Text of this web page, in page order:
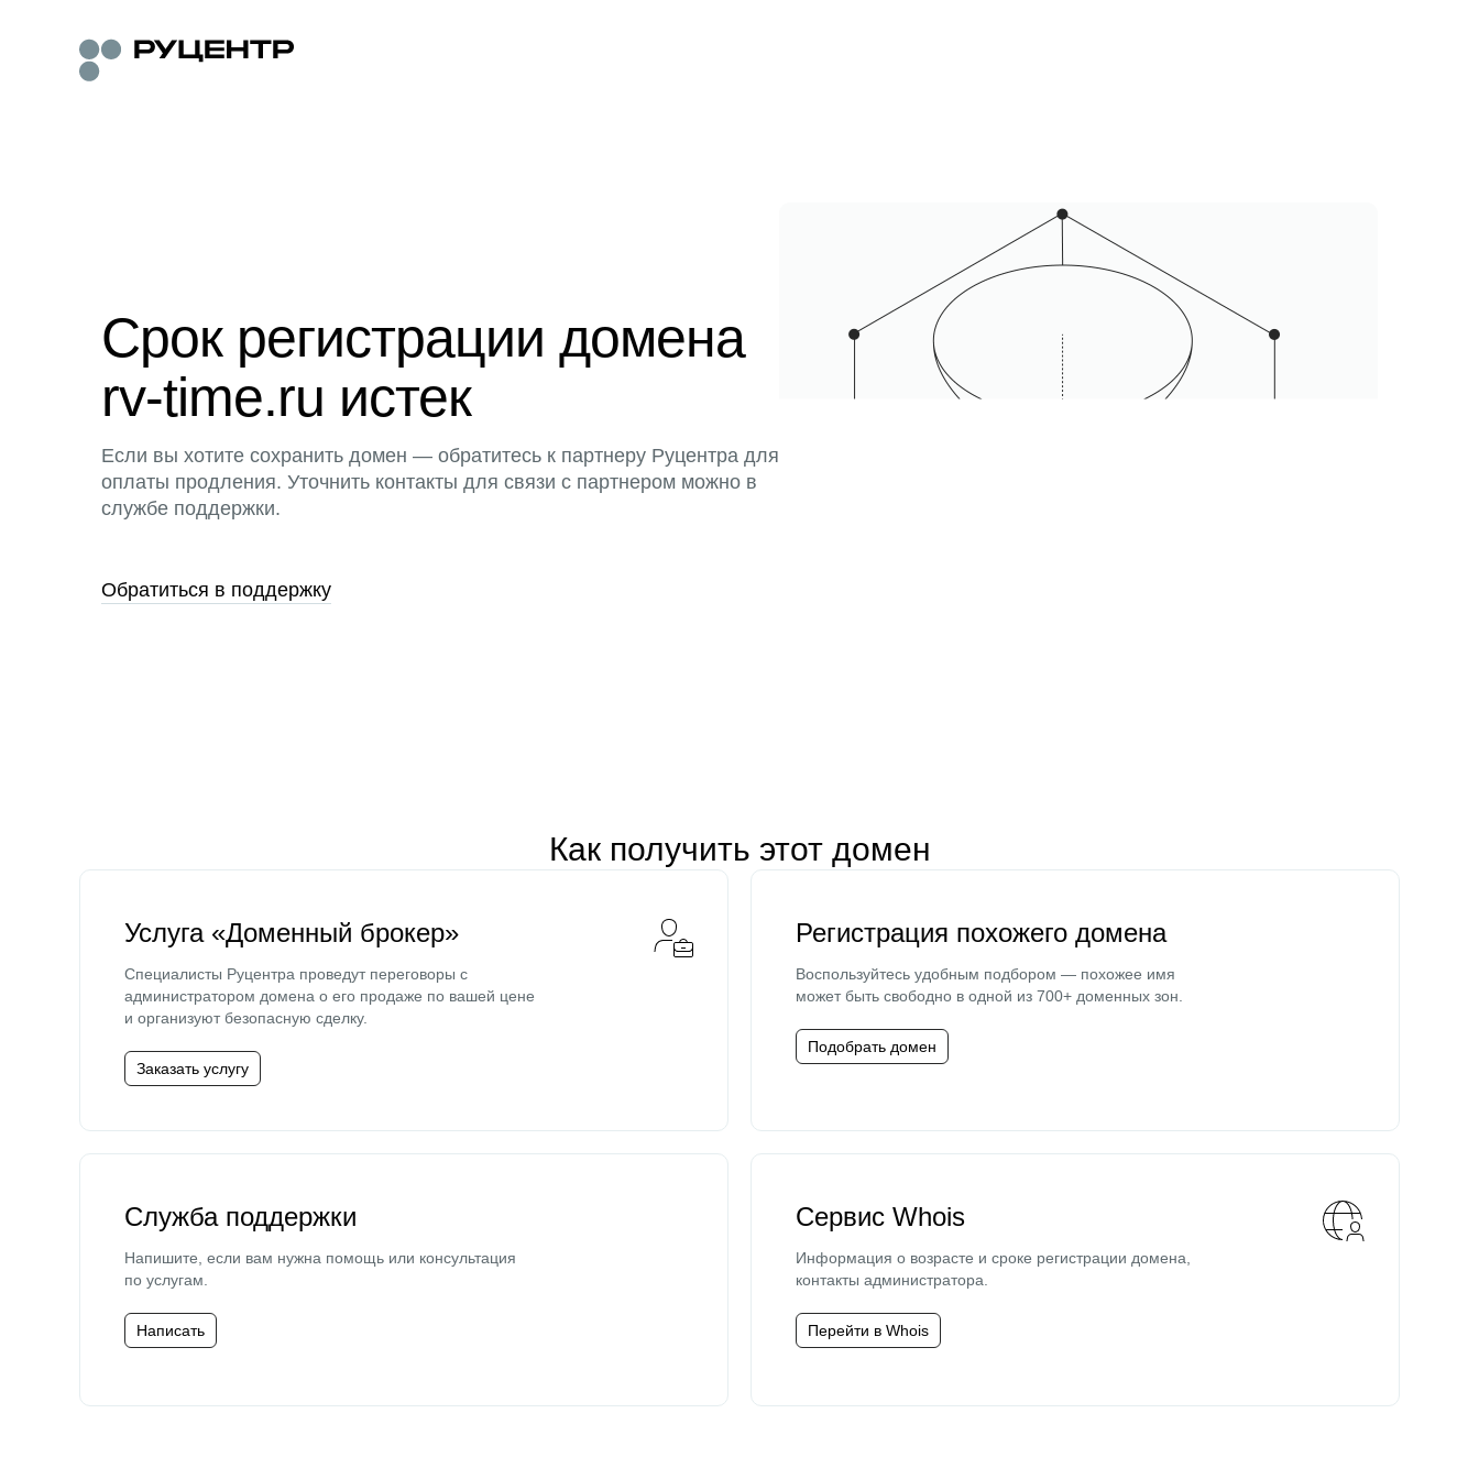
Срок регистрации домена
rv-time.ru истек
Если вы хотите сохранить домен — обратитесь к партнеру Руцентра для
оплаты продления. Уточнить контакты для связи с партнером можно в
службе поддержки.
Обратиться в поддержку
Как получить этот домен
Услуга «Доменный брокер»
Специалисты Руцентра проведут переговоры с
администратором домена о его продаже по вашей цене
и организуют безопасную сделку.
Заказать услугу
Регистрация похожего домена
Воспользуйтесь удобным подбором — похожее имя
может быть свободно в одной из 700+ доменных зон.
Подобрать домен
Служба поддержки
Напишите, если вам нужна помощь или консультация
по услугам.
Написать
Сервис Whois
Информация о возрасте и сроке регистрации домена,
контакты администратора.
Перейти в Whois